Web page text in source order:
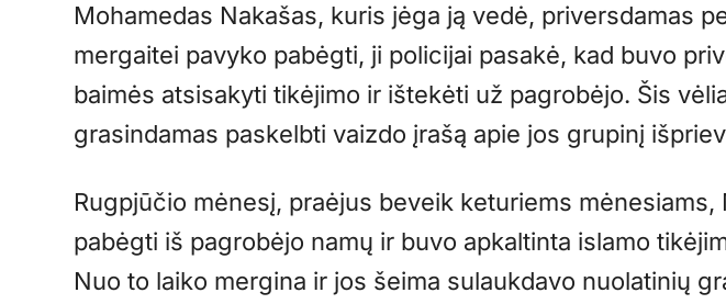
Mohamedas Nakašas, ​​kuris jėga ją vedė, priversdamas
mergaitei pavyko pabėgti, ji policijai pasakė, kad buvo
baimės atsisakyti tikėjimo ir ištekėti už pagrobėjo. Šis
grasindamas paskelbti vaizdo įrašą apie jos grupinį
Rugpjūčio mėnesį, praėjus beveik keturiems mėnesiams,
pabėgti iš pagrobėjo namų ir buvo apkaltinta islamo
Nuo to laiko mergina ir jos šeima sulaukdavo nuolatinių